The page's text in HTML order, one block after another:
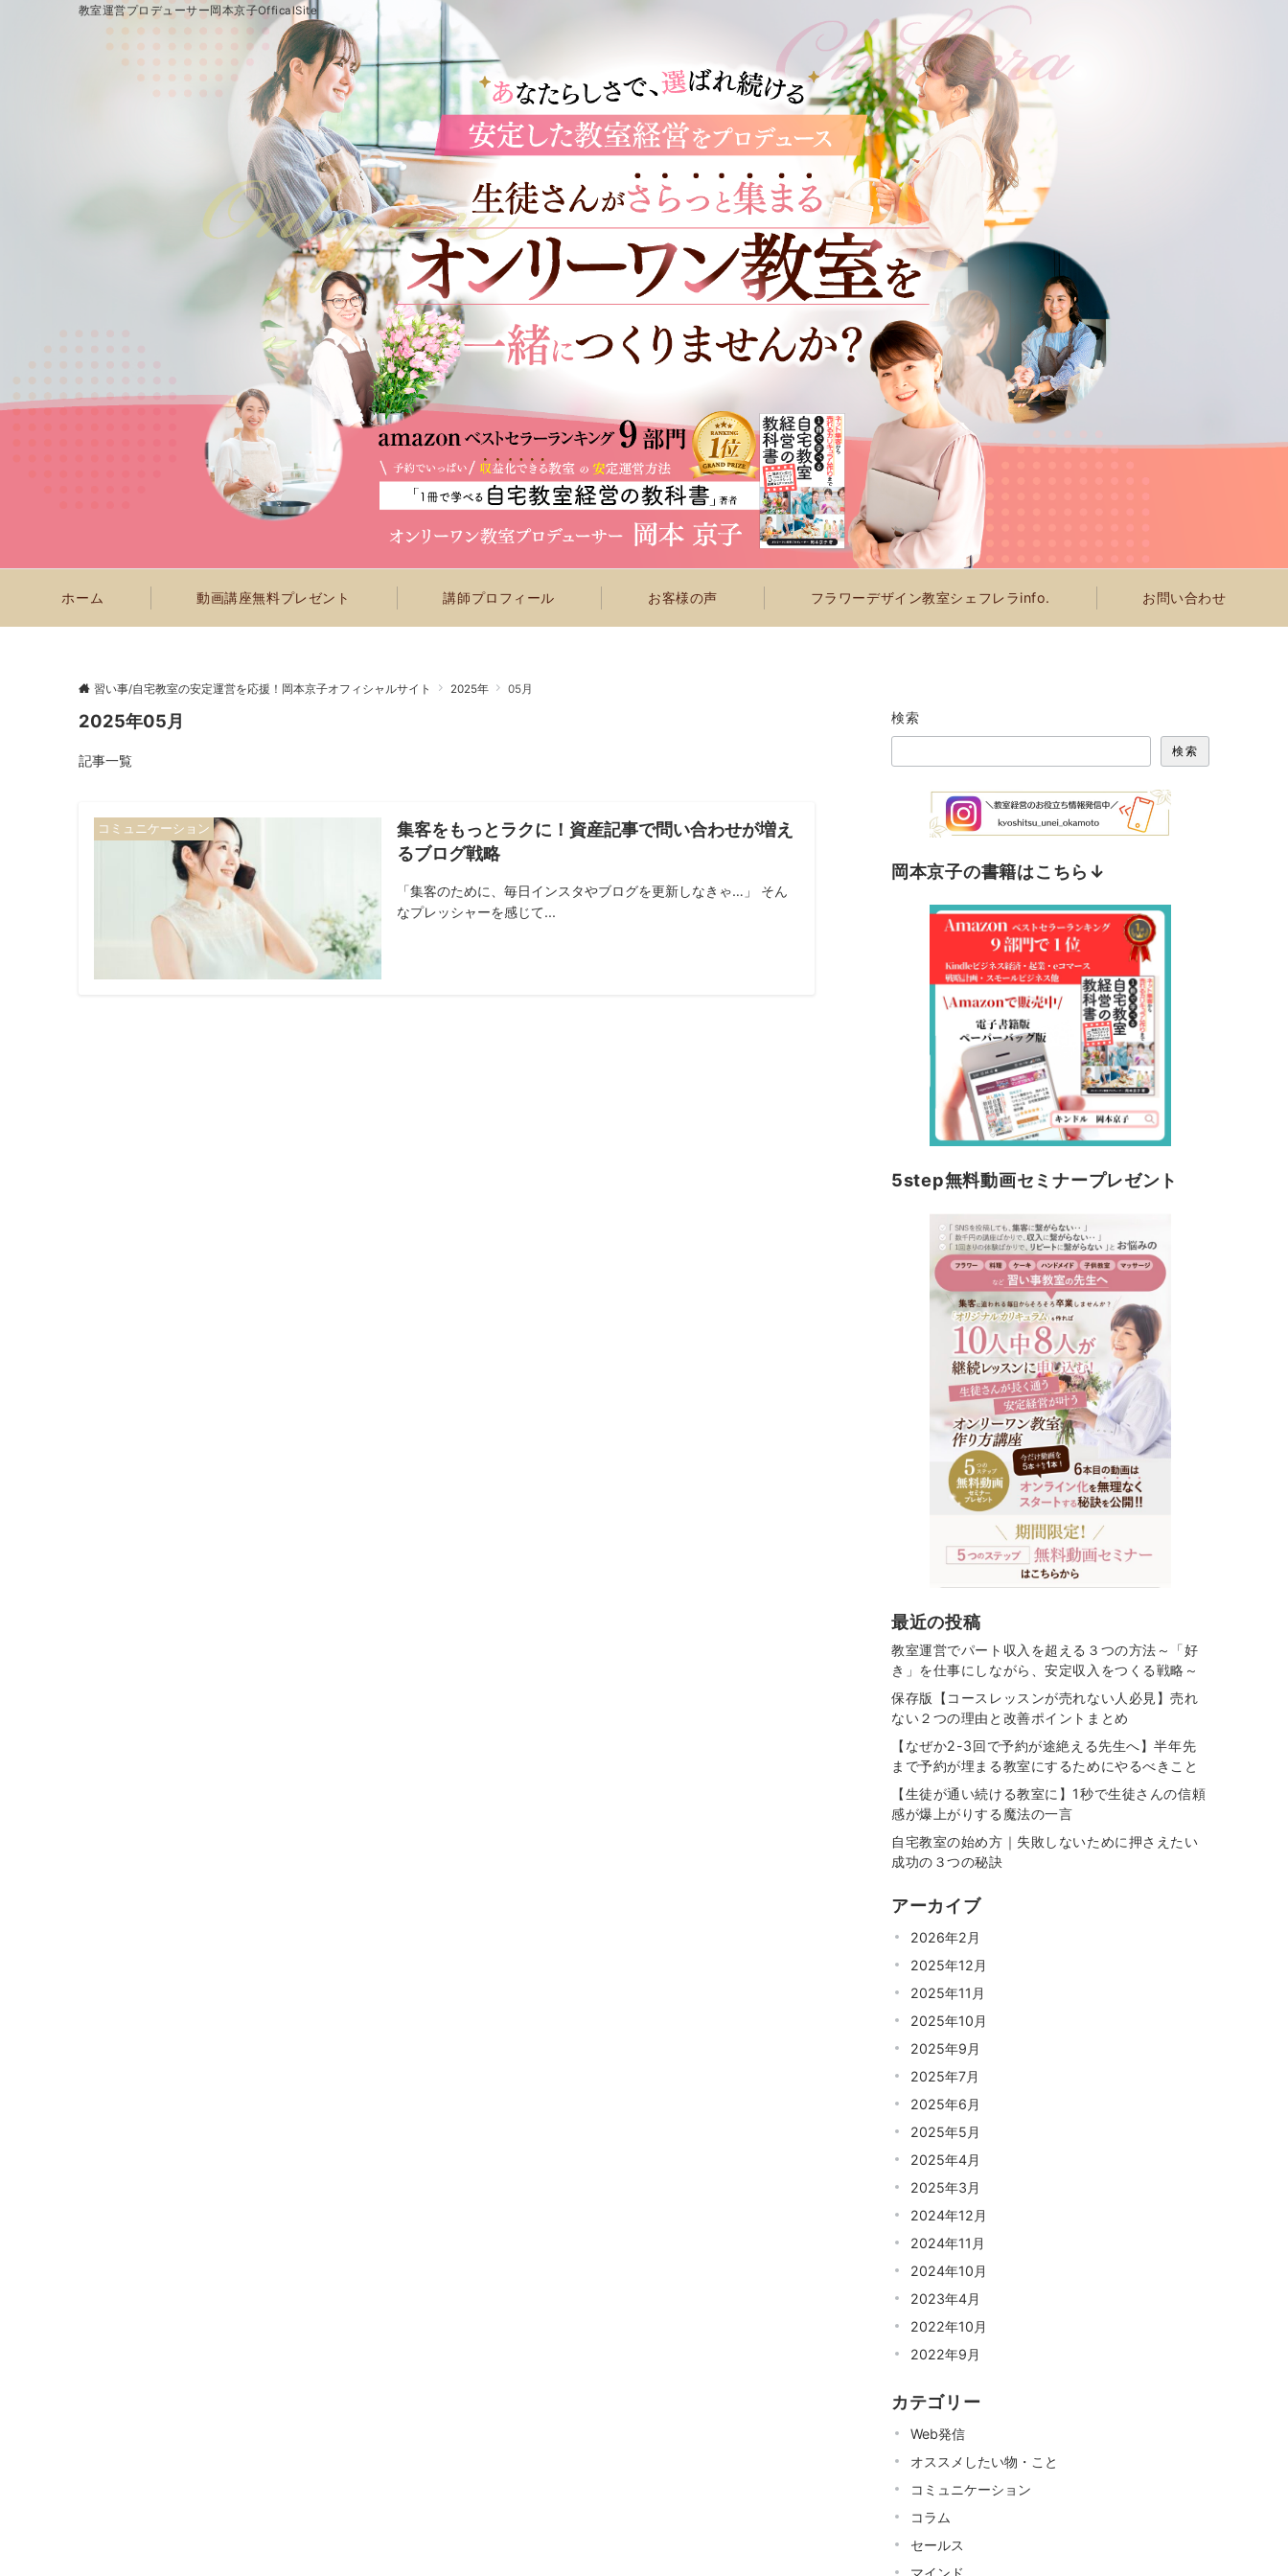
教室運営プロデューサー岡本京子OfficalSite
ホーム 動画講座無料プレゼント 講師プロフィール お客様の声 フラワーデザイン教室シェフレラinfo. お問い合わせ
習い事/自宅教室の安定運営を応援！岡本京子オフィシャルサイト 2025年 05月
2025年05月
記事一覧
コミュニケーション
集客をもっとラクに！資産記事で問い合わせが増え
るブログ戦略
「集客のために、毎日インスタやブログを更新しなきゃ…」 そん
なプレッシャーを感じて...
検索
検索
岡本京子の書籍はこちら↓
5step無料動画セミナープレゼント
最近の投稿
教室運営でパート収入を超える３つの方法～「好
き」を仕事にしながら、安定収入をつくる戦略～
保存版【コースレッスンが売れない人必見】売れ
ない２つの理由と改善ポイントまとめ
【なぜか2-3回で予約が途絶える先生へ】半年先
まで予約が埋まる教室にするためにやるべきこと
【生徒が通い続ける教室に】1秒で生徒さんの信頼
感が爆上がりする魔法の一言
自宅教室の始め方｜失敗しないために押さえたい
成功の３つの秘訣
アーカイブ
2026年2月
2025年12月
2025年11月
2025年10月
2025年9月
2025年7月
2025年6月
2025年5月
2025年4月
2025年3月
2024年12月
2024年11月
2024年10月
2023年4月
2022年10月
2022年9月
カテゴリー
Web発信
オススメしたい物・こと
コミュニケーション
コラム
セールス
マインド